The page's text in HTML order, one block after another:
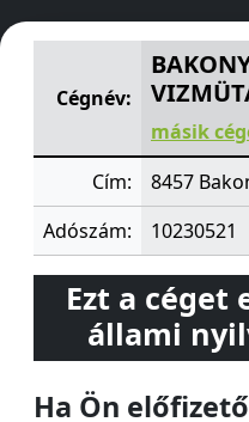
BAKONYPÖLÖSKEI
Cégnév:
másik
Cím:
8457
Adószám:
10230521
Ezt a céget
állami
Ha Ön